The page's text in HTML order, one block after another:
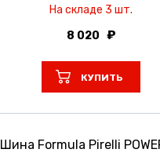
На складе 3 шт.
8 020
КУПИТЬ
Шина Formula Pirelli